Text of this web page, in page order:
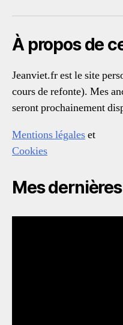
À propos de
Jeanviet.fr est le site
cours de refonte). Mes
seront prochainement
Mentions légaleset
Cookies
Mes